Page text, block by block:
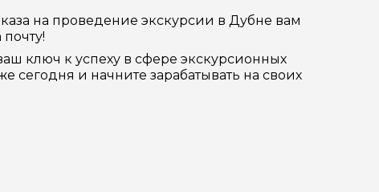
на проведение экскурсии в Дубне вам
ключ к успеху в сфере экскурсионных
и начните зарабатывать на своих